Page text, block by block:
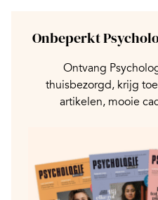
Onbeperkt
Ontvang
thuisbezorgd, krijg
artikelen, mooie